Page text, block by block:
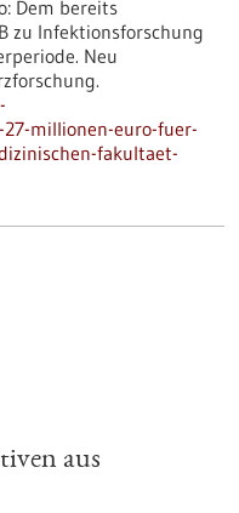
Dem bereits
zu Infektionsforschung
Neu
millionen-euro-fuer-
fakultaet-
aus